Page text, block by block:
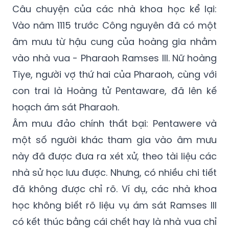
Câu chuyện của các nhà khoa học kể lại:
Vào năm 1115 trước Công nguyên đã có một
âm mưu từ hậu cung của hoàng gia nhằm
vào nhà vua - Pharaoh Ramses III. Nữ hoàng
Tiye, người vợ thứ hai của Pharaoh, cùng với
con trai là Hoàng tử Pentaware, đã lên kế
hoạch ám sát Pharaoh.
Âm mưu đảo chính thất bại: Pentawere và
một số người khác tham gia vào âm mưu
này đã được đưa ra xét xử, theo tài liệu các
nhà sử học lưu được. Nhưng, có nhiều chi tiết
đã không được chỉ rõ. Ví dụ, các nhà khoa
học không biết rõ liệu vụ ám sát Ramses III
có kết thúc bằng cái chết hay là nhà vua chỉ